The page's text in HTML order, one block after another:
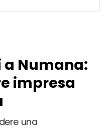
Numana:
impresa
una